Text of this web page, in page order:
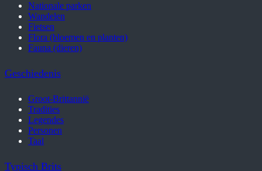
Nationale parken
Wandelen
Fietsen
Flora (bloemen en planten)
Fauna (dieren)
Geschiedenis
Groot-Brittannië
Tradities
Legendes
Personen
Taal
Typisch Brits